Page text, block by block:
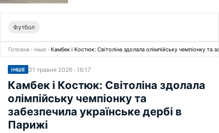
Футбол
Головна › Інше › Камбек і Костюк: Світоліна здолала олімпійську чемпіонку та
ІНШЕ 31 травня 2026 · 16:17
Камбек і Костюк: Світоліна здолала
олімпійську чемпіонку та
забезпечила українське дербі в
Парижі